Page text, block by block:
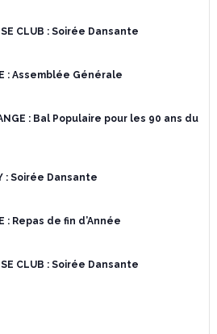
CLUB : Soirée Dansante
: Assemblée Générale
: Bal Populaire pour les 90 ans du
: Soirée Dansante
: Repas de fin d’Année
CLUB : Soirée Dansante